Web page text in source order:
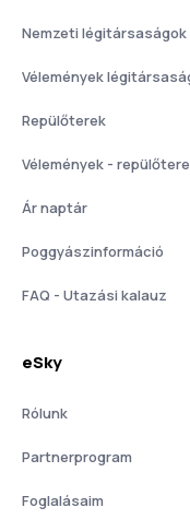
Nemzeti légitársaságok
Vélemények
Repülőterek
Vélemények -
Ár naptár
Poggyászinformáció
FAQ - Utazási kalauz
eSky
Rólunk
Partnerprogram
Foglalásaim